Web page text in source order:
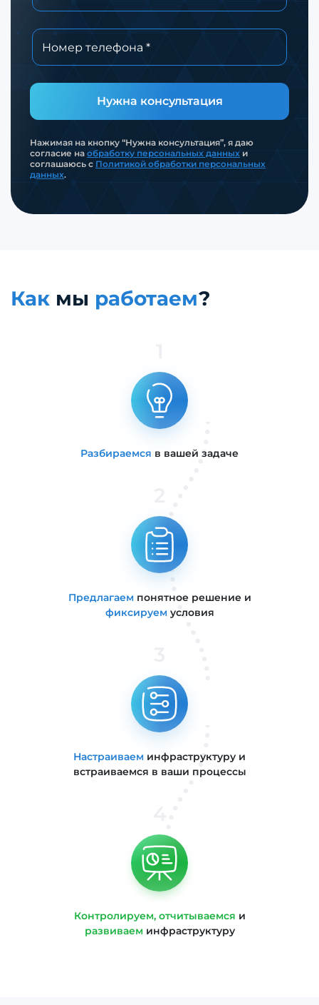
Нужна консультация
Нажимая на кнопку “Нужна консультация”, я даю
согласие на обработку персональных данных и
соглашаюсь с Политикой обработки персональных
данных.
Как мы работаем?
Разбираемся в вашей задаче
Предлагаемпонятное решение и
фиксируемусловия
Настраиваем инфраструктуру и
встраиваемся в ваши процессы
Контролируем, отчитываемся и
развиваеминфраструктуру